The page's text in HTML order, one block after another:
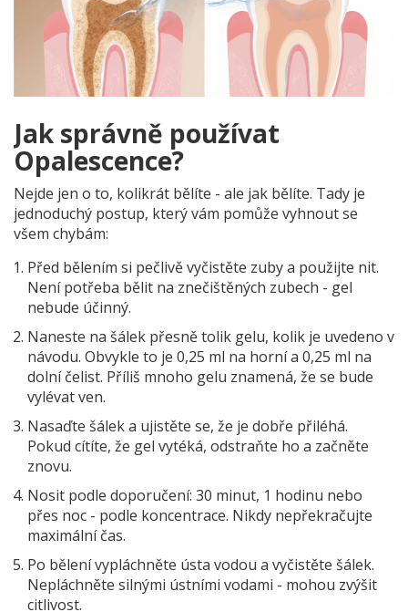
Jak správně používat
Opalescence?
Nejde jen o to, kolikrát bělíte - ale jak bělíte. Tady je
jednoduchý postup, který vám pomůže vyhnout se
všem chybám:
Před bělením si pečlivě vyčistěte zuby a použijte nit.
Není potřeba bělit na znečištěných zubech - gel
nebude účinný.
Naneste na šálek přesně tolik gelu, kolik je uvedeno v
návodu. Obvykle to je 0,25 ml na horní a 0,25 ml na
dolní čelist. Příliš mnoho gelu znamená, že se bude
vylévat ven.
Nasaďte šálek a ujistěte se, že je dobře přiléhá.
Pokud cítíte, že gel vytéká, odstraňte ho a začněte
znovu.
Nosit podle doporučení: 30 minut, 1 hodinu nebo
přes noc - podle koncentrace. Nikdy nepřekračujte
maximální čas.
Po bělení vypláchněte ústa vodou a vyčistěte šálek.
Nepláchněte silnými ústními vodami - mohou zvýšit
citlivost.